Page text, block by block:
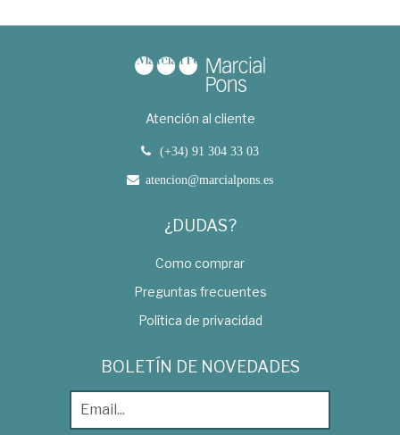
Atención al cliente
(+34) 91 304 33 03
atencion@marcialpons.es
¿DUDAS?
Como comprar
Preguntas frecuentes
Política de privacidad
BOLETÍN DE NOVEDADES